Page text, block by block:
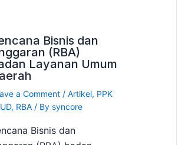
Bisnis dan
(RBA)
Layanan Umum
a Comment / Artikel, PPK
, RBA/ By syncore
Bisnis dan